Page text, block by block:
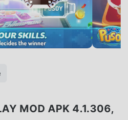
MOD APK 4.1.306,